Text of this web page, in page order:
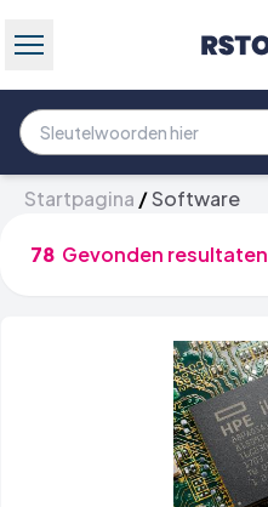
Startpagina /Software
78 Gevonden resultaten